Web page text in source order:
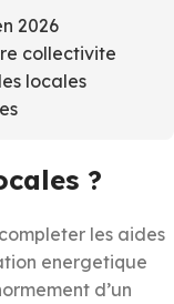
2026
collectivite
locales
?
les aides
energetique
d’un